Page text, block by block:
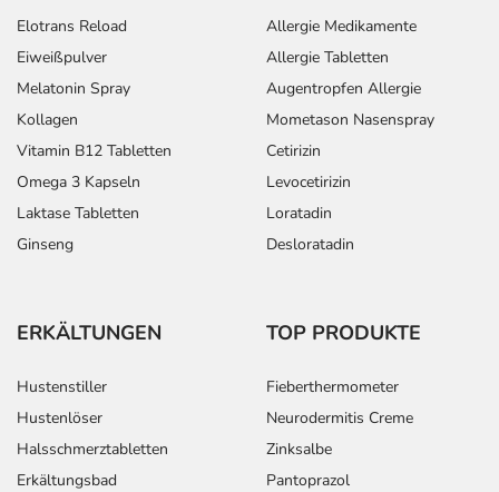
Elotrans Reload
Eiweißpulver
Melatonin Spray
Kollagen
Vitamin B12 Tabletten
Omega 3 Kapseln
Laktase Tabletten
Ginseng
Allergie Medikamente
Allergie Tabletten
Augentropfen Allergie
Mometason Nasenspray
Cetirizin
Levocetirizin
Loratadin
Desloratadin
ERKÄLTUNGEN
Hustenstiller
Hustenlöser
Halsschmerztabletten
Erkältungsbad
TOP PRODUKTE
Fieberthermometer
Neurodermitis Creme
Zinksalbe
Pantoprazol